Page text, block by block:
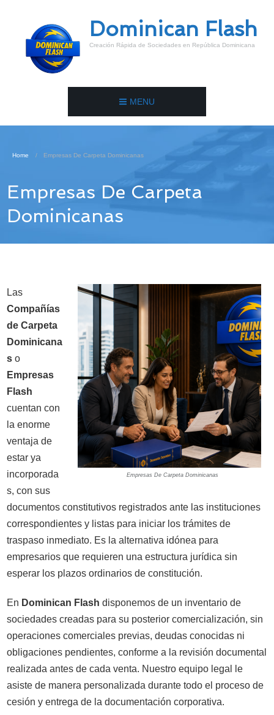
Dominican Flash
Creación Rápida de Sociedades en República Dominicana
MENU
Home Empresas De Carpeta Dominicanas
Empresas De Carpeta
Dominicanas
Empresas De Carpeta Dominicanas
Las
Compañías
de Carpeta
Dominicana
s o
Empresas
Flash
cuentan con
la enorme
ventaja de
estar ya
incorporada
s, con sus
documentos constitutivos registrados ante las instituciones
correspondientes y listas para iniciar los trámites de
traspaso inmediato. Es la alternativa idónea para
empresarios que requieren una estructura jurídica sin
esperar los plazos ordinarios de constitución.
En Dominican Flash disponemos de un inventario de
sociedades creadas para su posterior comercialización, sin
operaciones comerciales previas, deudas conocidas ni
obligaciones pendientes, conforme a la revisión documental
realizada antes de cada venta. Nuestro equipo legal le
asiste de manera personalizada durante todo el proceso de
cesión y entrega de la documentación corporativa.